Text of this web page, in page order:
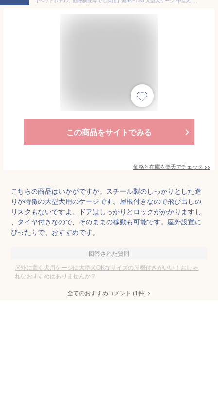
この商品をサイトでみる
価格と在庫を楽天でチェック >>
こちらの商品はいかがですか。スチール製のしっかりとした造
りが特徴の大型犬用のケージです。屋根付きなので飛び出しの
リスクもないですよ。ドアはしっかりとロックがかかりますし
、タイヤ付きなので、そのままの移動も可能です。屋外設置に
ぴったりで、おすすめです。
回答された質問
屋外に置く犬用ケージは大型犬OKなサイズの屋根付きがいい！おしゃ
れなおすすめはありませんか？
全てのおすすめコメント (1件) >